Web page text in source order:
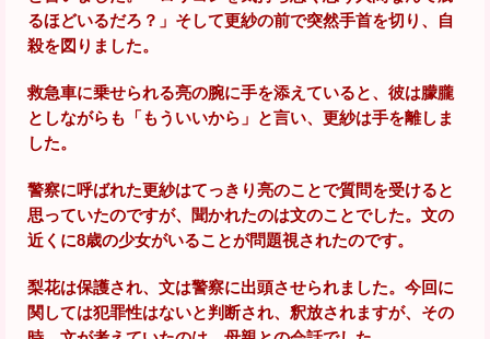
るほどいるだろ？」そして更紗の前で突然手首を切り、自
殺を図りました。
救急車に乗せられる亮の腕に手を添えていると、彼は朦朧
としながらも「もういいから」と言い、更紗は手を離しま
した。
警察に呼ばれた更紗はてっきり亮のことで質問を受けると
思っていたのですが、聞かれたのは文のことでした。文の
近くに8歳の少女がいることが問題視されたのです。
梨花は保護され、文は警察に出頭させられました。今回に
関しては犯罪性はないと判断され、釈放されますが、その